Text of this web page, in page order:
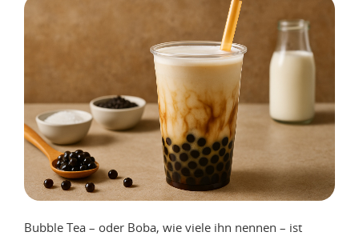
Bubble Tea – oder Boba, wie viele ihn nennen – ist